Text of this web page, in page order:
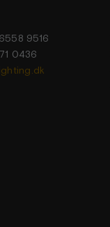
9516
0436